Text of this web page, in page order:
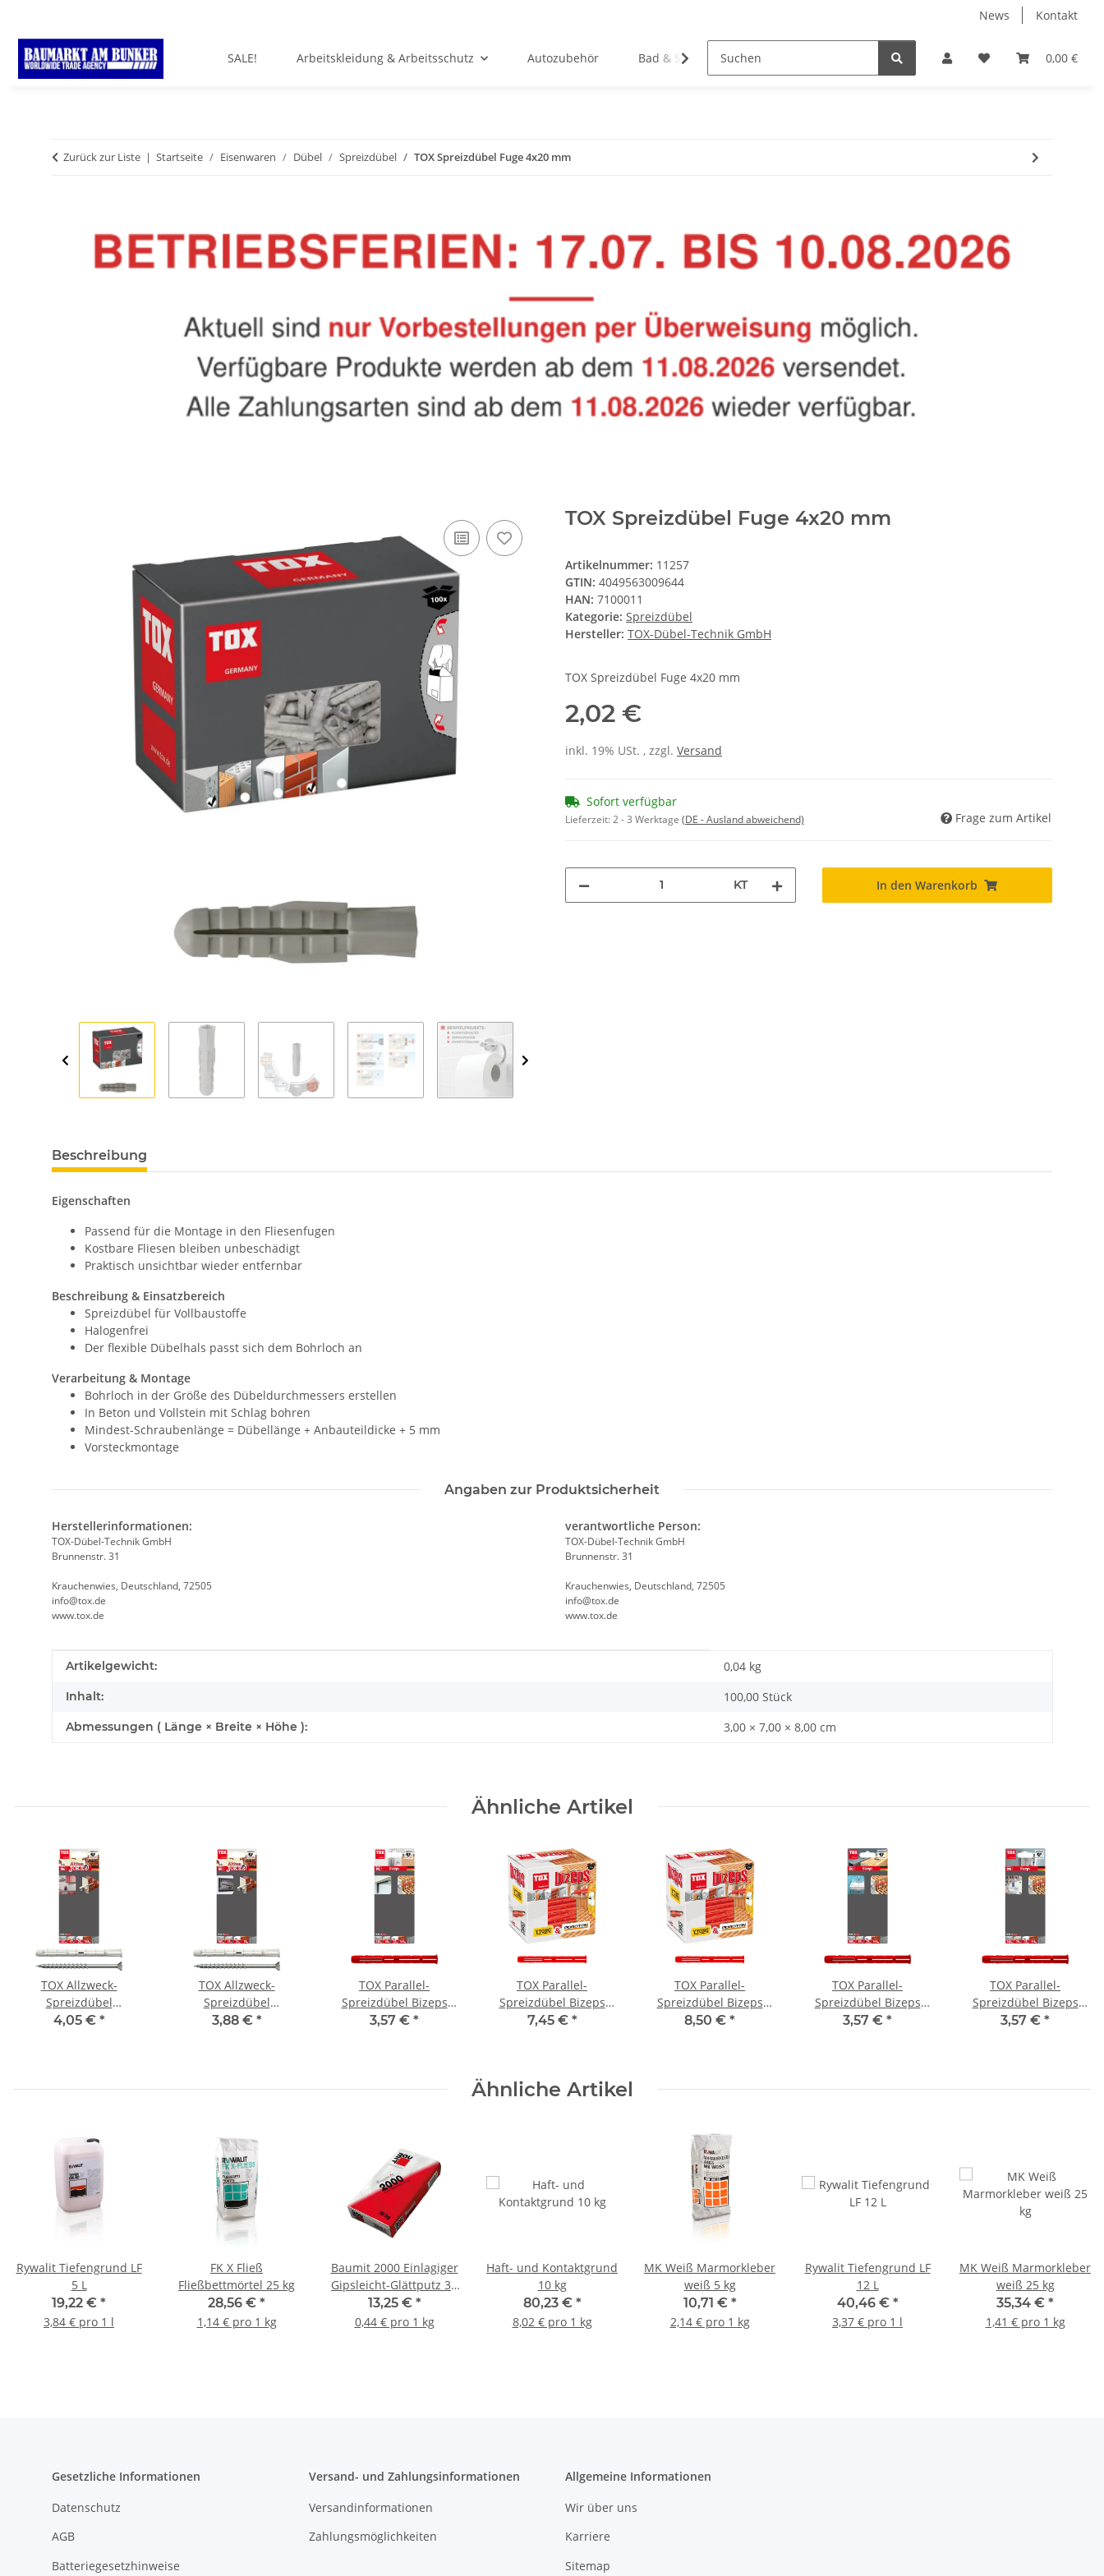
News Kontakt
0,00 €
SALE! Arbeitskleidung & Arbeitsschutz Autozubehör Bad & Sanitär Belüftung & Entlüftung
Zurück zur Liste Startseite Eisenwaren Dübel Spreizdübel TOX Spreizdübel Fuge 4x20 mm
TOX Spreizdübel Fuge 4x20 mm
Artikelnummer: 11257
GTIN: 4049563009644
HAN: 7100011
Kategorie: Spreizdübel
Hersteller: TOX-Dübel-Technik GmbH
TOX Spreizdübel Fuge 4x20 mm
2,02 €
inkl. 19% USt. , zzgl. Versand
Sofort verfügbar
Lieferzeit:2 - 3 Werktage (DE - Ausland abweichend) Frage zum Artikel
KT In den Warenkorb
Beschreibung
Eigenschaften
Passend für die Montage in den Fliesenfugen
Kostbare Fliesen bleiben unbeschädigt
Praktisch unsichtbar wieder entfernbar
Beschreibung & Einsatzbereich
Spreizdübel für Vollbaustoffe
Halogenfrei
Der flexible Dübelhals passt sich dem Bohrloch an
Verarbeitung & Montage
Bohrloch in der Größe des Dübeldurchmessers erstellen
In Beton und Vollstein mit Schlag bohren
Mindest-Schraubenlänge = Dübellänge + Anbauteildicke + 5 mm
Vorsteckmontage
Angaben zur Produktsicherheit
Herstellerinformationen:
TOX-Dübel-Technik GmbH
Brunnenstr. 31
Krauchenwies, Deutschland, 72505
info@tox.de
www.tox.de
verantwortliche Person:
TOX-Dübel-Technik GmbH
Brunnenstr. 31
Krauchenwies, Deutschland, 72505
info@tox.de
www.tox.de
Produkteigenschaft
Wert
Artikelgewicht: 0,04 kg
Inhalt: 100,00 Stück
Abmessungen ( Länge × Breite × Höhe ): 3,00 × 7,00 × 8,00 cm
Ähnliche Artikel
TOX Allzweck-
Spreizdübel
Altbaujoker 10x90 mm
4,05 € *
TOX Allzweck-
Spreizdübel
Altbaujoker 8x90 mm
3,88 € *
TOX Parallel-
Spreizdübel Bizeps
10x90 mm
3,57 € *
TOX Parallel-
Spreizdübel Bizeps
10x90 mm
7,45 € *
TOX Parallel-
Spreizdübel Bizeps
12x90 mm
8,50 € *
TOX Parallel-
Spreizdübel Bizeps
12x90 mm
3,57 € *
TOX Parallel-
Spreizdübel Bizeps
6x70 mm
3,57 € *
Ähnliche Artikel
Rywalit Tiefengrund LF
5 L
19,22 € *
3,84 € pro 1 l
FK X Fließ
Fließbettmörtel 25 kg
28,56 € *
1,14 € pro 1 kg
Baumit 2000 Einlagiger
Gipsleicht-Glättputz 30
kg
13,25 € *
0,44 € pro 1 kg
Haft- und Kontaktgrund
10 kg
80,23 € *
8,02 € pro 1 kg
MK Weiß Marmorkleber
weiß 5 kg
10,71 € *
2,14 € pro 1 kg
Rywalit Tiefengrund LF
12 L
40,46 € *
3,37 € pro 1 l
MK Weiß Marmorkleber
weiß 25 kg
35,34 € *
1,41 € pro 1 kg
Gesetzliche Informationen
Datenschutz
AGB
Batteriegesetzhinweise
Versand- und Zahlungsinformationen
Versandinformationen
Zahlungsmöglichkeiten
Allgemeine Informationen
Wir über uns
Karriere
Sitemap